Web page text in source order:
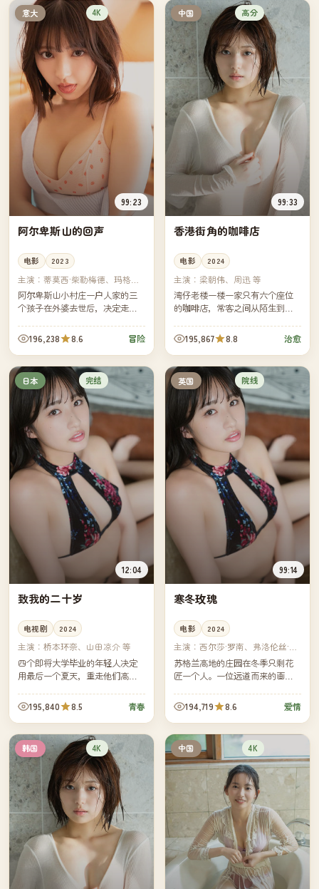
意大 4K
99:23
阿尔卑斯山的回声
电影 2023
主演： 蒂莫西·柴勒梅德、玛格丽
特·库利 等
阿尔卑斯山小村庄一户人家的三
个孩子在外婆去世后，决定走完
那条朝圣路——三十一公里，三
十一年没人完整走过。
196,238 8.6 冒险
中国 高分
99:33
香港街角的咖啡店
电影 2024
主演： 梁朝伟、周迅 等
湾仔老楼一楼一家只有六个座位
的咖啡店，常客之间从陌生到熟
除，老板决定为这十年里每一位
常客做一张属于他们的咖啡卡
片。
195,867 8.8 治愈
日本 完结
12:04
致我的二十岁
电视剧 2024
主演： 桥本环奈、山田凉介 等
四个即将大学毕业的年轻人决定
用最后一个夏天，重走他们高中
路。镜头里是骑行，镜头外是各
自不敢轻易说出口的"接下来呢"。
195,840 8.5 青春
英国 院线
99:14
寒冬玫瑰
电影 2024
主演：西尔莎·罗南、弗洛伦丝·珀
等
苏格兰高地的庄园在冬季只剩花
匠一个人。一位远道而来的画家
未完成的那幅"寒冬玫瑰"。
194,719 8.6 爱情
韩国 4K 中国 4K